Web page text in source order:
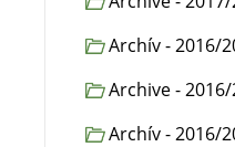
Archív - 2016/
Archive -
Archív - 2016/